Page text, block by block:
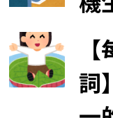
詞